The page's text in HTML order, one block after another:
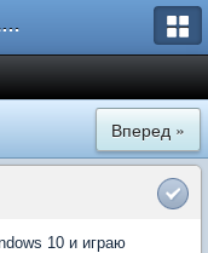
ФОРУМ PHILka.RU
Вперед »
10 и играю